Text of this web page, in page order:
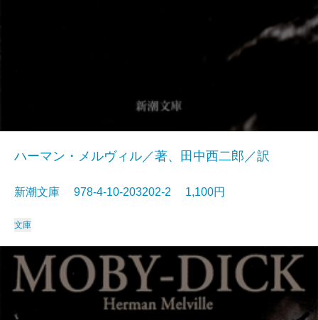
ハーマン・メルヴィル／著、田中西二郎／訳
新潮文庫 978-4-10-203202-2 1,100円
文庫